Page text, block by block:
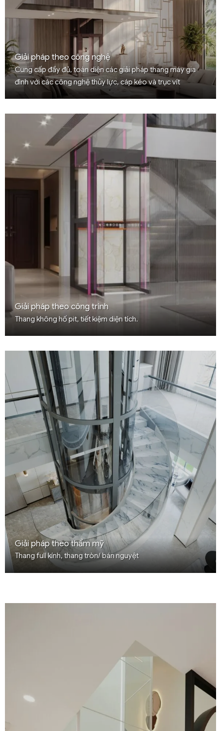
Giải pháp theo công nghệ
Cung cấp đầy đủ, toàn diện các giải pháp thang máy gia
đình với các công nghệ thủy lực, cáp kéo và trục vít
Giải pháp theo công trình
Thang không hố pit, tiết kiệm diện tích.
Giải pháp theo thẩm mỹ
Thang full kính, thang tròn/ bán nguyệt